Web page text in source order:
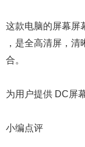
这款电脑的屏幕屏
，是全高清屏，
合。
为用户提供 DC屏
小编点评